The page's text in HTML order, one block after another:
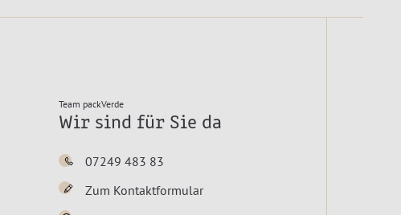
Team packVerde
Wir sind für Sie da
07249 483 83
Zum Kontaktformular